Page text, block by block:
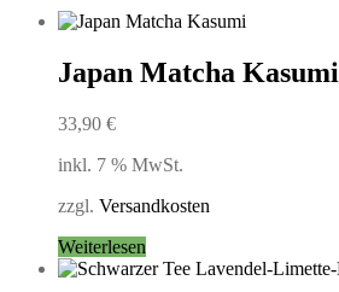
Japan Matcha Kasumi
33,90 €
inkl. 7 % MwSt.
zzgl. Versandkosten
Weiterlesen